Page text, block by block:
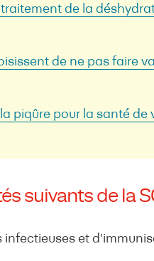
de la
de ne pas faire
piqûre pour la santé
suivants de la
infectieuses et